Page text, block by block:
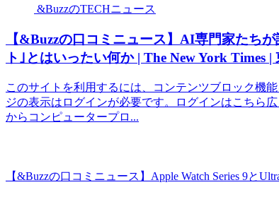
&BuzzのTECHニュース
【&Buzzの口コミニュース】AI専門家たち
ト｣とはいったい何か | The New York Times
このサイトを利用するには、コンテンツブロック機
ジの表示はログインが必要です。ログインはこちら
からコンピュータープロ...
【&Buzzの口コミニュース】Apple Watch Series 9と